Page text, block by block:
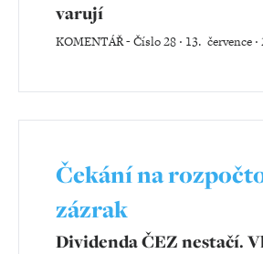
varují
KOMENTÁŘ-Číslo 28 ‧ 13. července ‧
Čekání na
zázrak
Dividenda ČEZ nestačí.